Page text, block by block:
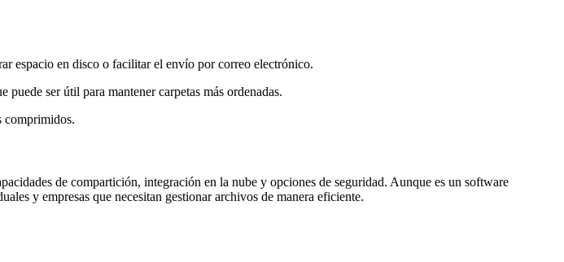
espacio en disco o facilitar el envío por correo electrónico.
ser útil para mantener carpetas más ordenadas.
comprimidos.
de compartición, integración en la nube y opciones de seguridad. Aunque es un software
y empresas que necesitan gestionar archivos de manera eficiente.